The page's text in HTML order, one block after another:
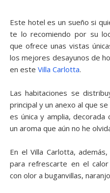
Este hotel es un sueño si
te lo recomiendo por su
que ofrece unas vistas
los mejores desayunos de
en este Villa Carlotta.
Las habitaciones se
principal y un anexo al que
es única y amplia,
un aroma que aún no he
En el Villa Carlotta,
para refrescarte en el
con olor a buganvillas,